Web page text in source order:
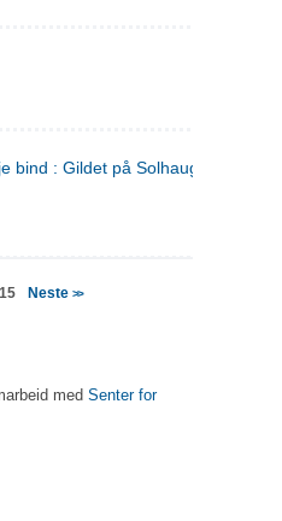
bind : Gildet på Solhaug ; Olaf
Neste>>
med Senter for